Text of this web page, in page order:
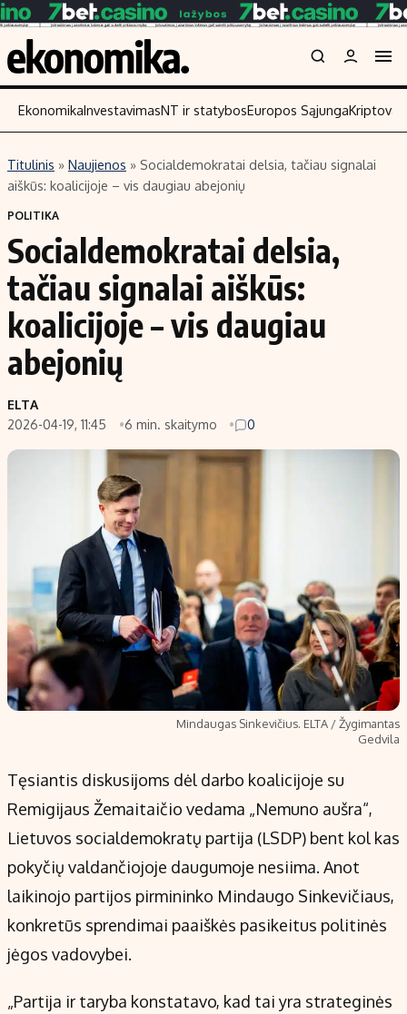
Turinys
Naujienos
Aplinka
Verslas
Energetika
Ekonomika
Politika
NT ir statybos
Skaitykite
Įmonės
Žemės ūkis
Technologijos
Laisvalaikis
Saulės elektrinės
Kriptovaliutos
Infliacija
Migracija
Būsto finansai
Įdomios naujienos
Redakcija
Apie mus
Turinio žymėjimo taisyklės
Kontaktai
Regionų naujienos
Indėlių palūkanos
EkonomikaInvestavimasNT ir statybosEuropos Sąjunga
Titulinis » Naujienos » Socialdemokratai delsia, tačiau signalai
aiškūs: koalicijoje – vis daugiau abejonių
POLITIKA
Socialdemokratai delsia,
tačiau signalai aiškūs:
koalicijoje – vis daugiau
abejonių
ELTA
2026-04-19, 11:45
6 min. skaitymo 0
Mindaugas Sinkevičius. ELTA / Žygimantas
Gedvila
Tęsiantis diskusijoms dėl darbo koalicijoje su
Remigijaus Žemaitaičio vedama „Nemuno aušra“,
Lietuvos socialdemokratų partija (LSDP) bent kol kas
pokyčių valdančiojoje daugumoje nesiima. Anot
laikinojo partijos pirmininko Mindaugo Sinkevičiaus,
konkretūs sprendimai paaiškės pasikeitus politinės
jėgos vadovybei.
„Partija ir taryba konstatavo, kad tai yra strateginės